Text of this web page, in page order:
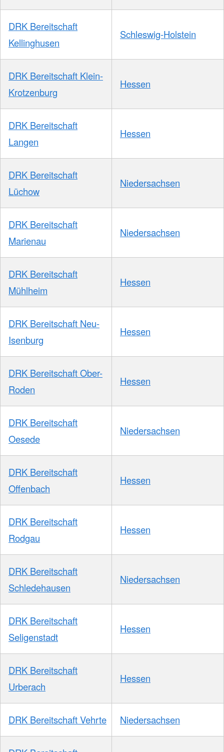
DRK Bereitschaft
Kellinghusen
Schleswig-Holstein
DRK Bereitschaft Klein-
Krotzenburg
Hessen
DRK Bereitschaft
Langen
Hessen
DRK Bereitschaft
Lüchow
Niedersachsen
DRK Bereitschaft
Marienau
Niedersachsen
DRK Bereitschaft
Mühlheim
Hessen
DRK Bereitschaft Neu-
Isenburg
Hessen
DRK Bereitschaft Ober-
Roden
Hessen
DRK Bereitschaft
Oesede
Niedersachsen
DRK Bereitschaft
Offenbach
Hessen
DRK Bereitschaft
Rodgau
Hessen
DRK Bereitschaft
Schledehausen
Niedersachsen
DRK Bereitschaft
Seligenstadt
Hessen
DRK Bereitschaft
Urberach
Hessen
DRK Bereitschaft Vehrte Niedersachsen